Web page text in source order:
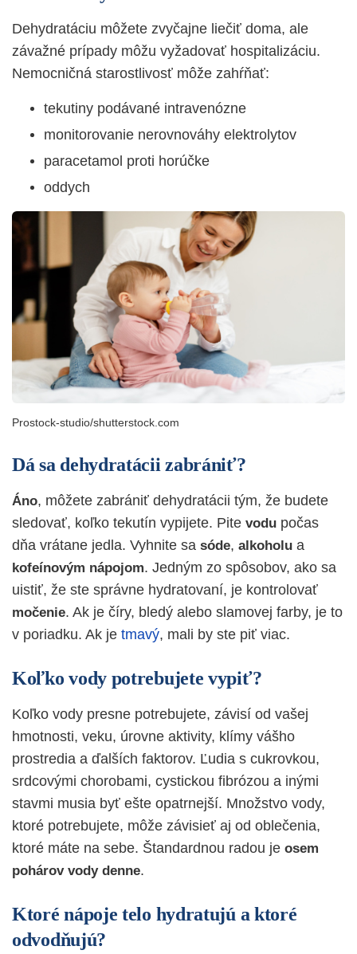
Dehydratáciu môžete zvyčajne liečiť doma, ale
závažné prípady môžu vyžadovať hospitalizáciu.
Nemocničná starostlivosť môže zahŕňať:
tekutiny podávané intravenózne
monitorovanie nerovnováhy elektrolytov
paracetamol proti horúčke
oddych
Prostock-studio/shutterstock.com
Dá sa dehydratácii zabrániť?
Áno, môžete zabrániť dehydratácii tým, že budete
sledovať, koľko tekutín vypijete. Pite vodu počas
dňa vrátane jedla. Vyhnite sa sóde, alkoholu a
kofeínovým nápojom. Jedným zo spôsobov, ako sa
uistiť, že ste správne hydratovaní, je kontrolovať
močenie. Ak je číry, bledý alebo slamovej farby, je to
v poriadku. Ak je tmavý, mali by ste piť viac.
Koľko vody potrebujete vypiť?
Koľko vody presne potrebujete, závisí od vašej
hmotnosti, veku, úrovne aktivity, klímy vášho
prostredia a ďalších faktorov. Ľudia s cukrovkou,
srdcovými chorobami, cystickou fibrózou a inými
stavmi musia byť ešte opatrnejší. Množstvo vody,
ktoré potrebujete, môže závisieť aj od oblečenia,
ktoré máte na sebe. Štandardnou radou je osem
pohárov vody denne.
Ktoré nápoje telo hydratujú a ktoré
odvodňujú?